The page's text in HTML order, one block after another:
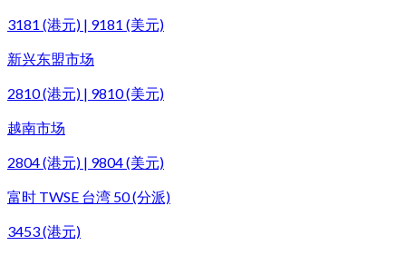
3181 (港元) | 9181 (美元)
新兴东盟市场
2810 (港元) | 9810 (美元)
越南市场
2804 (港元) | 9804 (美元)
富时 TWSE 台湾 50 (分派)
3453 (港元)